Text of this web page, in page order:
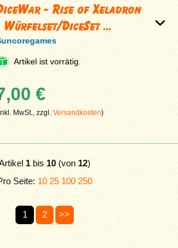
- Rise of Xeladron
Würfelset/DiceSet …
Artikel ist vorrätig.
€
MwSt., zzgl.Versandkosten)
1 bis 10 (von 12)
Seite: 10 25 100 250
1 2 >>